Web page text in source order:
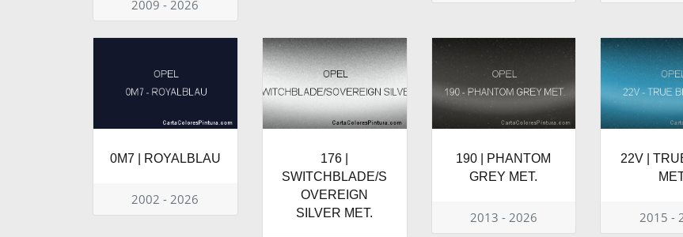
2009 - 2026
0M7 | ROYALBLAU
2002 - 2026
176 |
SWITCHBLADE/S
OVEREIGN
SILVER MET.
190 | PHANTOM
GREY MET.
2013 - 2026
22V |
2015 -